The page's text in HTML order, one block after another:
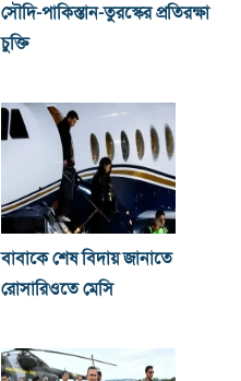
সৌদি-পাকিস্তান-তুরস্কের প্রতিরক্ষা
চুক্তি
বাবাকে শেষ বিদায় জানাতে
রোসারিওতে মেসি